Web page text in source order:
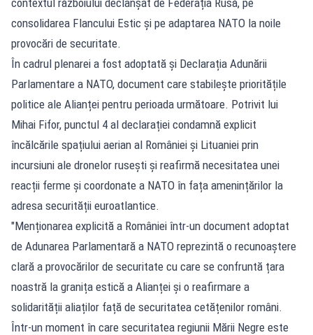
consolidarea Flancului Estic și pe adaptarea NATO la noile
provocări de securitate.
În cadrul plenarei a fost adoptată și Declarația Adunării
Parlamentare a NATO, document care stabilește prioritățile
politice ale Alianței pentru perioada următoare. Potrivit lui
Mihai Fifor, punctul 4 al declarației condamnă explicit
încălcările spațiului aerian al României și Lituaniei prin
incursiuni ale dronelor rusești și reafirmă necesitatea unei
reacții ferme și coordonate a NATO în fața amenințărilor la
adresa securității euroatlantice.
"Menționarea explicită a României într-un document adoptat
de Adunarea Parlamentară a NATO reprezintă o recunoaștere
clară a provocărilor de securitate cu care se confruntă țara
noastră la granița estică a Alianței și o reafirmare a
solidarității aliaților față de securitatea cetățenilor români.
Într-un moment în care securitatea regiunii Mării Negre este